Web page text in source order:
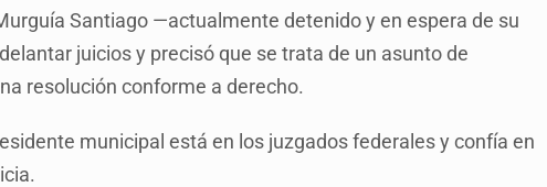
Santiago —actualmente detenido y en espera de su
juicios y precisó que se trata de un asunto de
resolución conforme a derecho.
municipal está en los juzgados federales y confía en